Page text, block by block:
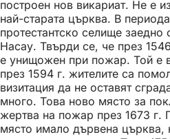
построен нов викариат. Не е
най-старата църква. В
протестантско селище заедно
Насау. Твърди се, че през
е унищожен при пожар. Той е
през 1594 г. жителите са
визитация да не оставят
много. Това ново място за
жертва на пожар през 1673 г.
място имало дървена църква,